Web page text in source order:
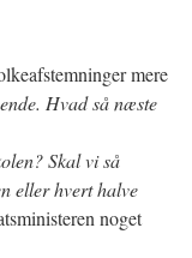
mere
Hvad så næste
Skal vi så
eller hvert halve
noget